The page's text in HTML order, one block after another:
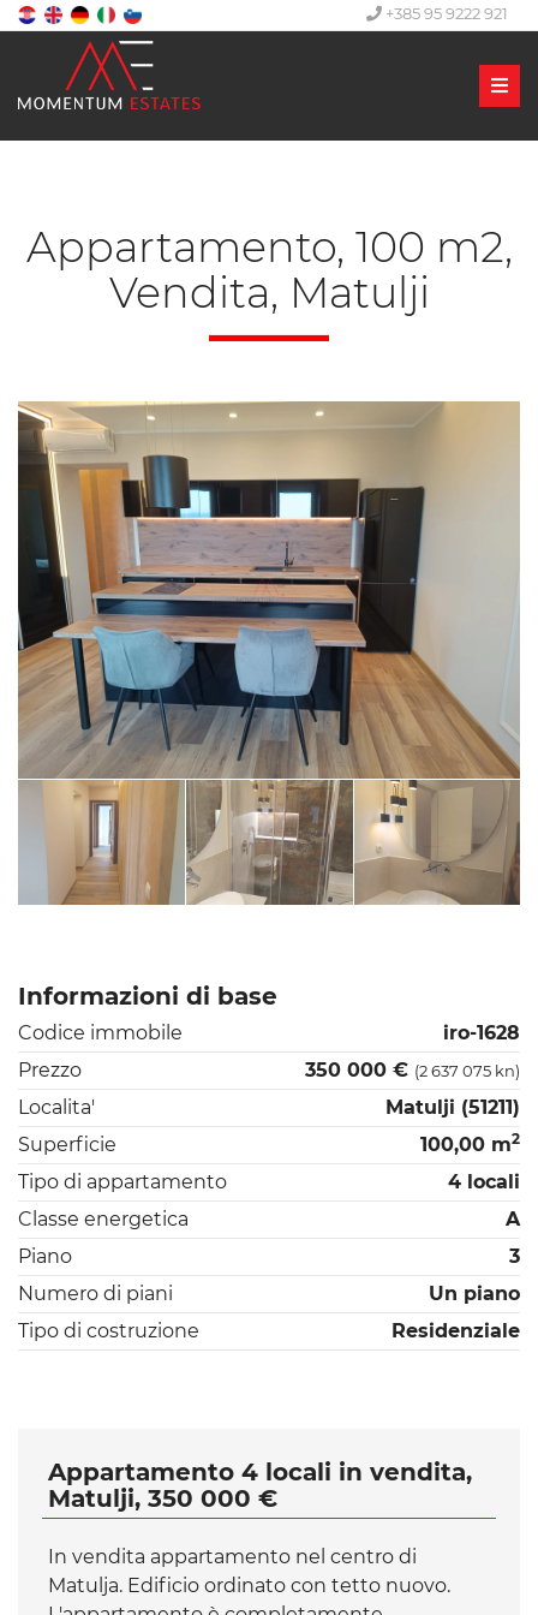
+385 95 9222 921
Appartamento, 100 m2,
Vendita, Matulji
Informazioni di base
Codice immobile
iro-1628
Prezzo
350 000 € (2 637 075 kn)
Localita'
Matulji (51211)
Superficie
100,00 m2
Tipo di appartamento
4 locali
Classe energetica
A
Piano
3
Numero di piani
Un piano
Tipo di costruzione
Residenziale
Appartamento 4 locali in vendita,
Matulji, 350 000 €
In vendita appartamento nel centro di
Matulja. Edificio ordinato con tetto nuovo.